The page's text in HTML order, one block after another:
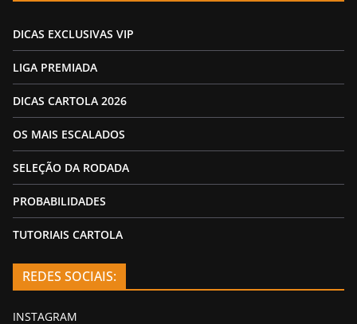
DICAS EXCLUSIVAS VIP
LIGA PREMIADA
DICAS CARTOLA 2026
OS MAIS ESCALADOS
SELEÇÃO DA RODADA
PROBABILIDADES
TUTORIAIS CARTOLA
REDES SOCIAIS:
INSTAGRAM